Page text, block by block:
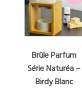
Brûle Parfum
Série Naturéa –
Birdy Blanc